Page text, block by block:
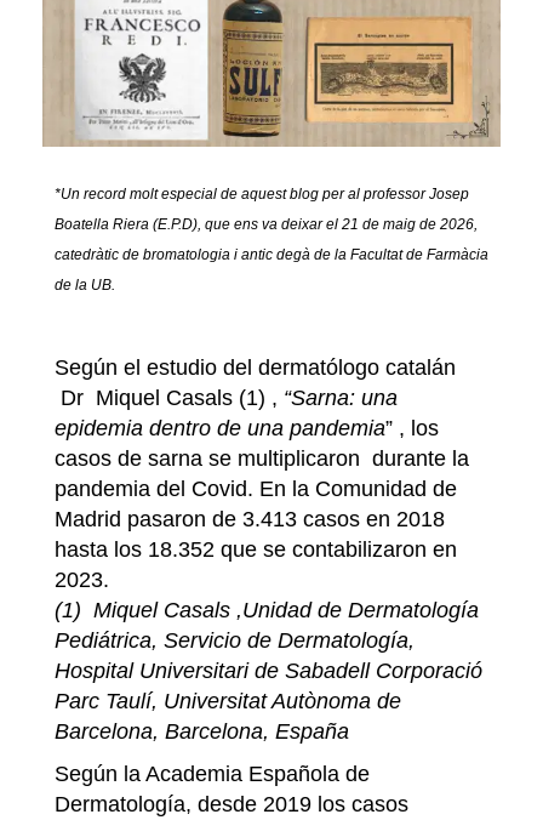
*Un record molt especial de aquest blog per al professor Josep
Boatella Riera (E.P.D), que ens va deixar el 21 de maig de 2026,
catedràtic de bromatologia i antic degà de la Facultat de Farmàcia
de la UB.
Según el estudio del dermatólogo catalán
Dr Miquel Casals (1) , “Sarna: una
epidemia dentro de una pandemia” , los
casos de sarna se multiplicaron durante la
pandemia del Covid. En la Comunidad de
Madrid pasaron de 3.413 casos en 2018
hasta los 18.352 que se contabilizaron en
2023.
(1) Miquel Casals ,Unidad de Dermatología
Pediátrica, Servicio de Dermatología,
Hospital Universitari de Sabadell Corporació
Parc Taulí, Universitat Autònoma de
Barcelona, Barcelona, España
Según la Academia Española de
Dermatología, desde 2019 los casos